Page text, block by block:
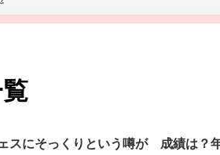
スにそっくりという噂が 成績は？